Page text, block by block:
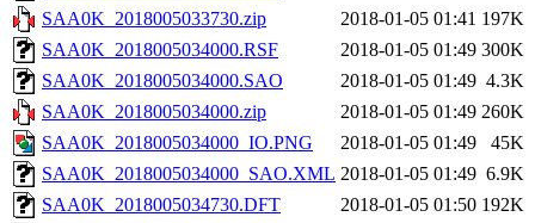
SAA0K_2018005033730.zip
2018-01-05 01:41 197K
SAA0K_2018005034000.RSF
2018-01-05 01:49 300K
SAA0K_2018005034000.SAO
2018-01-05 01:49 4.3K
SAA0K_2018005034000.zip
2018-01-05 01:49 260K
SAA0K_2018005034000_IO.PNG
2018-01-05 01:49
45K
SAA0K_2018005034000_SAO.XML 2018-01-05 01:49 6.9K
SAA0K_2018005034730.DFT
2018-01-05 01:50 192K